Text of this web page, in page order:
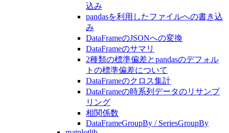
込み
pandasを利用したファイルへの書き込
み
DataFrameのJSONへの変換
DataFrameのサマリ
2種類の標準偏差とpandasのデフォル
トの標準偏差について
DataFrameのクロス集計
DataFrameの時系列データのリサンプ
リング
相関係数
DataFrameGroupBy / SeriesGroupBy